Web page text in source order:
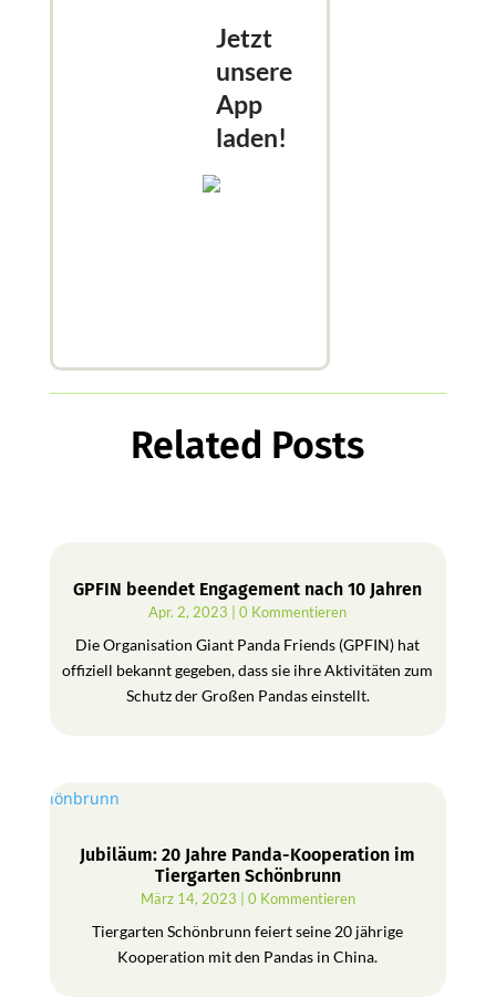
Jetzt
unsere
App
laden!
Related Posts
GPFIN beendet Engagement nach 10 Jahren
Apr. 2, 2023 | 0 Kommentieren
Die Organisation Giant Panda Friends (GPFIN) hat
offiziell bekannt gegeben, dass sie ihre Aktivitäten zum
Schutz der Großen Pandas einstellt.
Jubiläum: 20 Jahre Panda-Kooperation im
Tiergarten Schönbrunn
März 14, 2023 | 0 Kommentieren
Tiergarten Schönbrunn feiert seine 20 jährige
Kooperation mit den Pandas in China.